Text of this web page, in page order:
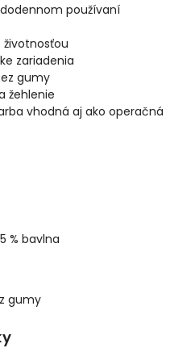
používaní
zariadenia
gumy
žehlenie
vhodná aj ako operačná
% bavlna
gumy